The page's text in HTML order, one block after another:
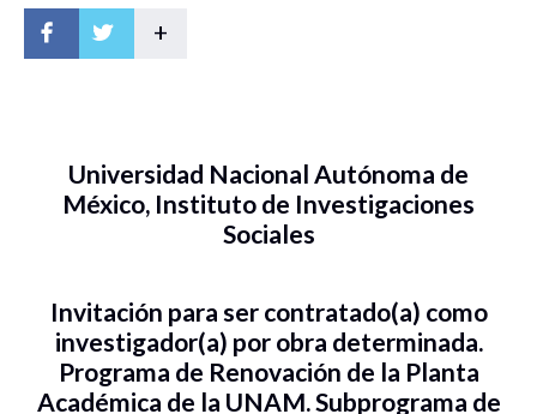
+
Universidad Nacional Autónoma de
México, Instituto de Investigaciones
Sociales
Invitación para ser contratado(a) como
investigador(a) por obra determinada.
Programa de Renovación de la Planta
Académica de la UNAM. Subprograma de